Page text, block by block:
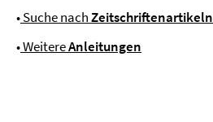
•Suche nachZeitschriftenartikeln
•WeitereAnleitungen